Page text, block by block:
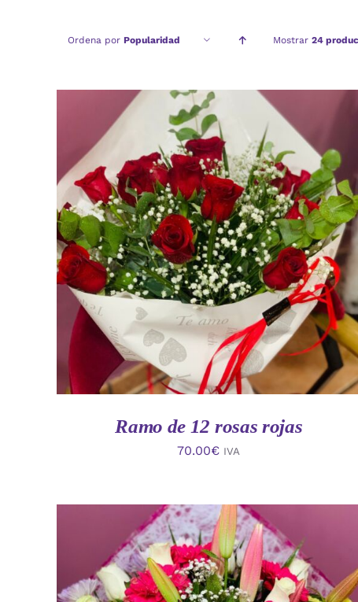
Ordena por Popularidad Mostrar 24
AÑADIR AL CARRITO / VISTA RAPIDA
Ramo de 12 rosas rojas
70.00€ IVA